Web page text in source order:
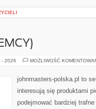
- 2026 MOŻLIWOŚĆ
johnmasters-polska.pl to
interesują się produktami
podejmować bardziej